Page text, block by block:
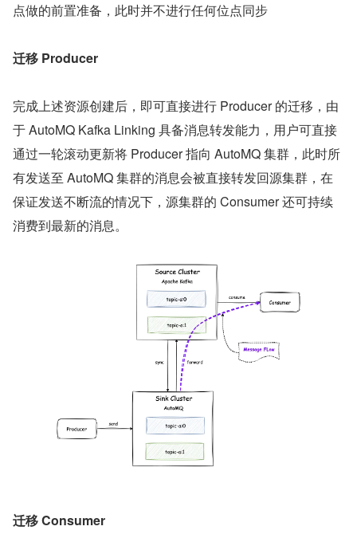
点做的前置准备，此时并不进行任何位点同步
迁移 Producer
完成上述资源创建后，即可直接进行 Producer 的迁移，由
于 AutoMQ Kafka Linking 具备消息转发能力，用户可直接
通过一轮滚动更新将 Producer 指向 AutoMQ 集群，此时所
有发送至 AutoMQ 集群的消息会被直接转发回源集群，在
保证发送不断流的情况下，源集群的 Consumer 还可持续
消费到最新的消息。
迁移 Consumer